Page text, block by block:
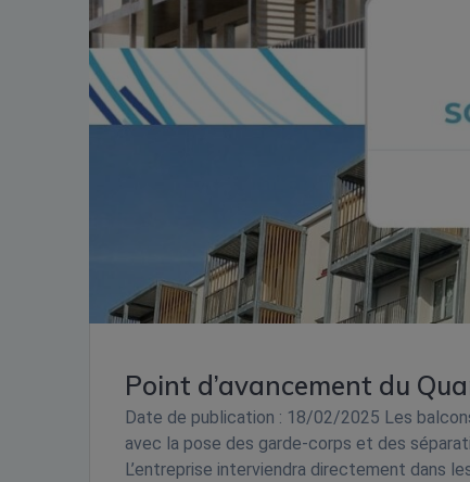
Point d’avancement du
Date de publication : 18/02/2025 Les
avec la pose des garde-corps et des
L’entreprise interviendra directement dans